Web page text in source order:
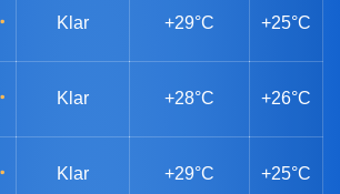
Klar +29°C +25°C
Klar +28°C +26°C
Klar +29°C +25°C